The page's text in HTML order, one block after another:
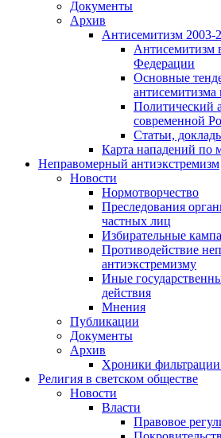
Документы
Архив
Антисемитизм 2003-
Антисемитизм
Федерации
Основные
антисемитизма
Политический
современной
Статьи,
Карта нападений по
Неправомерный антиэкстремизм
Новости
Нормотворчество
Преследования
частных лиц
Избирательные
Противодействие
антиэкстремизму
Иные
действия
Мнения
Публикации
Документы
Архив
Хроники фильтрации
Религия в светском обществе
Новости
Власти
Правовое